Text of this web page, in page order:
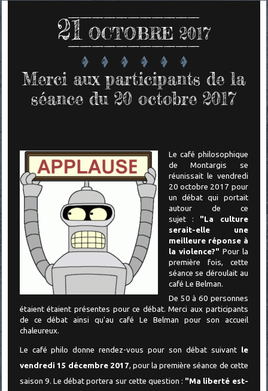
21 OCTOBRE 2017
Merci aux participants de la
séance du 20 octobre 2017
Le café philosophique
de Montargis se
réunissait le vendredi
20 octobre 2017 pour
un débat qui portait
autour de ce
sujet : "La culture
serait-elle une
meilleure réponse à
la violence?" Pour la
première fois, cette
séance se déroulait au
café Le Belman.
De 50 à 60 personnes
étaient étaient présentes pour ce débat. Merci aux participants
de ce débat ainsi qu'au café Le Belman pour son accueil
chaleureux.
Le café philo donne rendez-vous pour son débat suivant le
vendredi 15 décembre 2017, pour la première séance de cette
saison 9. Le débat portera sur cette question : "Ma liberté est-